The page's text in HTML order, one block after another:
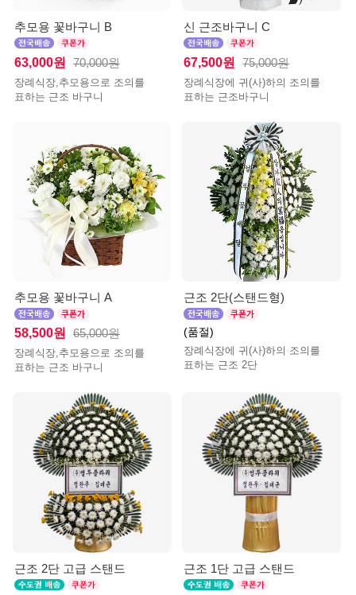
추모용 꽃바구니 B
63,000원 70,000원
장례식장,추모용으로 조의를
표하는 근조 바구니
신 근조바구니 C
67,500원 75,000원
장례식장에 귀(사)하의 조의를
표하는 근조바구니
추모용 꽃바구니 A
58,500원 65,000원
장례식장,추모용으로 조의를
표하는 근조 바구니
근조 2단(스탠드형)
(품절)
장례식장에 귀(사)하의 조의를
표하는 근조 2단
근조 2단 고급 스탠드 근조 1단 고급 스탠드